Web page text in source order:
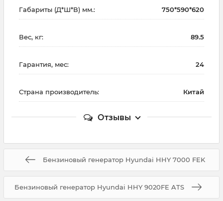
Габариты (Д*Ш*В) мм.: 750*590*620
Вес, кг: 89.5
Гарантия, мес: 24
Страна производитель: Китай
Отзывы
Бензиновый генератор Hyundai HHY 7000 FEK
Бензиновый генератор Hyundai HHY 9020FE ATS